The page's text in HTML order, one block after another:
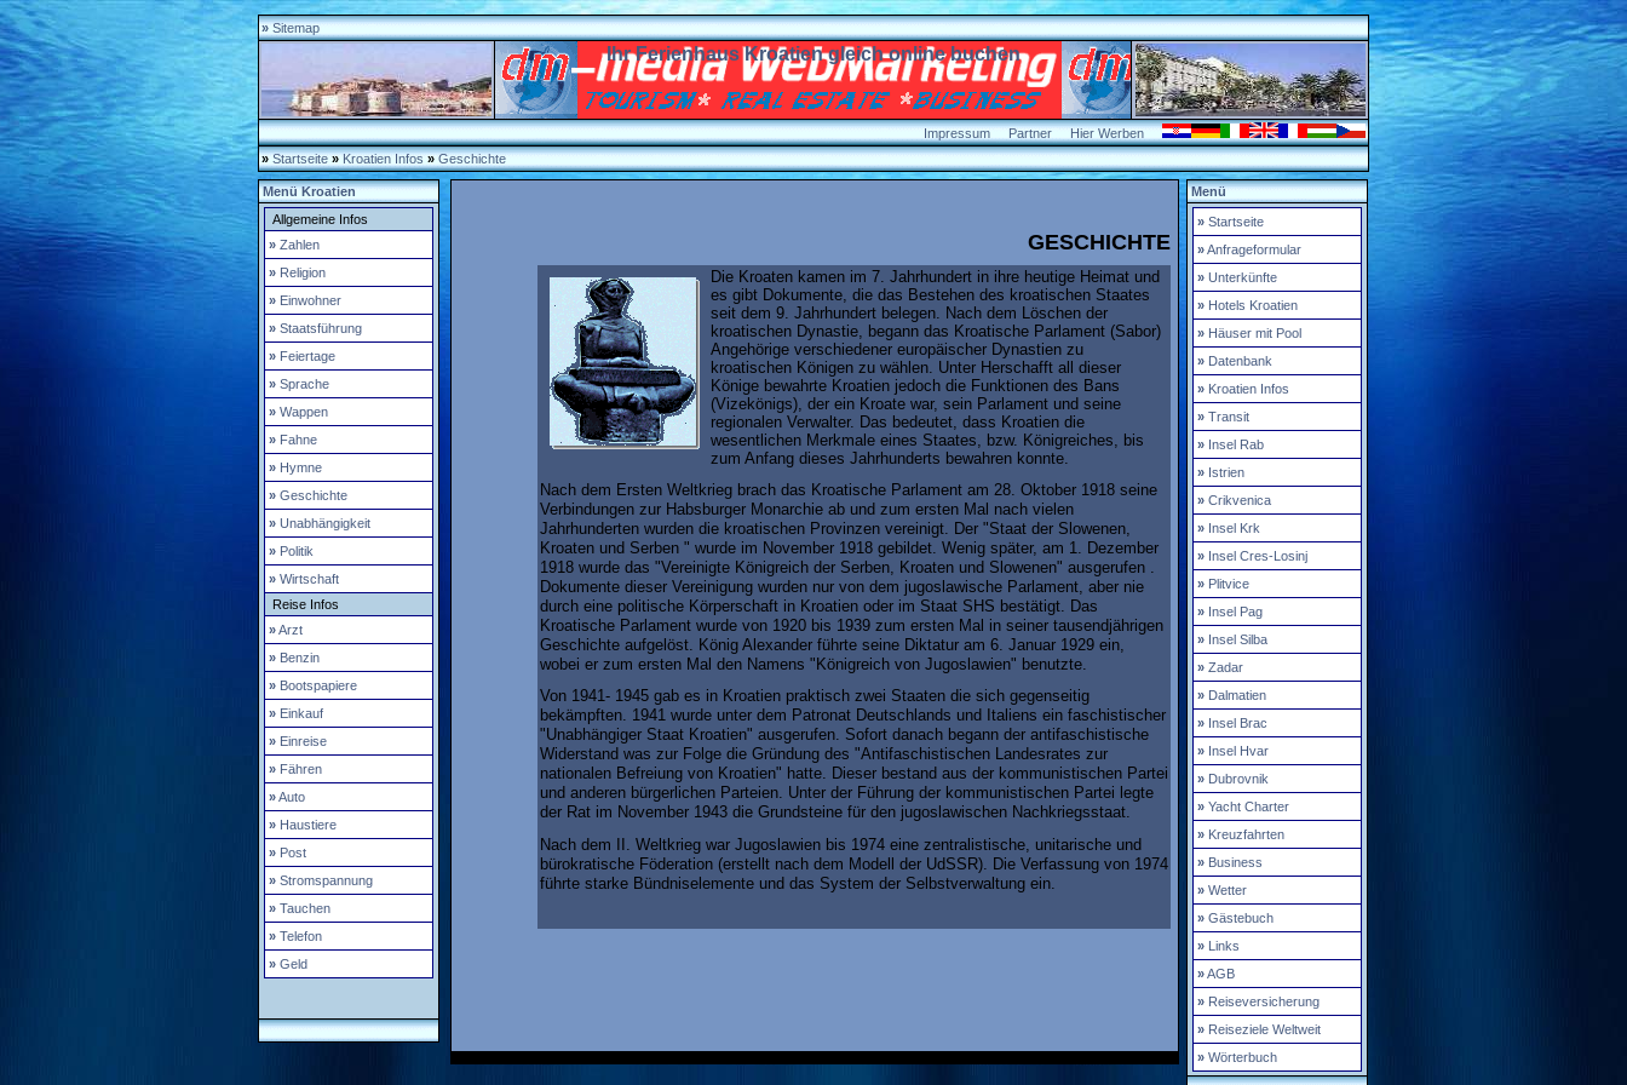
» Sitemap
Ihr Ferienhaus Kroatien gleich online buchen
Impressum Partner
Hier Werben
» Startseite» Kroatien Infos » Geschichte
MenüKroatien
Allgemeine Infos
» Zahlen
» Religion
» Einwohner
» Staatsführung
» Feiertage
» Sprache
» Wappen
» Fahne
» Hymne
» Geschichte
» Unabhängigkeit
» Politik
» Wirtschaft
Reise Infos
»Arzt
» Benzin
» Bootspapiere
» Einkauf
» Einreise
» Fähren
»Auto
» Haustiere
» Post
» Stromspannung
» Tauchen
» Telefon
» Geld
GESCHICHTE
Die Kroaten kamen im 7. Jahrhundert in ihre heutige Heimat und
es gibt Dokumente, die das Bestehen des kroatischen Staates
seit dem 9. Jahrhundert belegen. Nach dem Löschen der
kroatischen Dynastie, begann das Kroatische Parlament (Sabor)
Angehörige verschiedener europäischer Dynastien zu
kroatischen Königen zu wählen. Unter Herschafft all dieser
Könige bewahrte Kroatien jedoch die Funktionen des Bans
(Vizekönigs), der ein Kroate war, sein Parlament und seine
regionalen Verwalter. Das bedeutet, dass Kroatien die
wesentlichen Merkmale eines Staates, bzw. Königreiches, bis
zum Anfang dieses Jahrhunderts bewahren konnte.
Nach dem Ersten Weltkrieg brach das Kroatische Parlament am 28. Oktober 1918 seine
Verbindungen zur Habsburger Monarchie ab und zum ersten Mal nach vielen
Jahrhunderten wurden die kroatischen Provinzen vereinigt. Der "Staat der Slowenen,
Kroaten und Serben " wurde im November 1918 gebildet. Wenig später, am 1. Dezember
1918 wurde das "Vereinigte Königreich der Serben, Kroaten und Slowenen" ausgerufen .
Dokumente dieser Vereinigung wurden nur von dem jugoslawische Parlament, aber nie
durch eine politische Körperschaft in Kroatien oder im Staat SHS bestätigt. Das
Kroatische Parlament wurde von 1920 bis 1939 zum ersten Mal in seiner tausendjährigen
Geschichte aufgelöst. König Alexander führte seine Diktatur am 6. Januar 1929 ein,
wobei er zum ersten Mal den Namens "Königreich von Jugoslawien" benutzte.
Von 1941- 1945 gab es in Kroatien praktisch zwei Staaten die sich gegenseitig
bekämpften. 1941 wurde unter dem Patronat Deutschlands und Italiens ein faschistischer
"Unabhängiger Staat Kroatien" ausgerufen. Sofort danach begann der antifaschistische
Widerstand was zur Folge die Gründung des "Antifaschistischen Landesrates zur
nationalen Befreiung von Kroatien" hatte. Dieser bestand aus der kommunistischen Partei
und anderen bürgerlichen Parteien. Unter der Führung der kommunistischen Partei legte
der Rat im November 1943 die Grundsteine für den jugoslawischen Nachkriegsstaat.
Nach dem II. Weltkrieg war Jugoslawien bis 1974 eine zentralistische, unitarische und
bürokratische Föderation (erstellt nach dem Modell der UdSSR). Die Verfassung von 1974
führte starke Bündniselemente und das System der Selbstverwaltung ein.
Menü
» Startseite
»Anfrageformular
» Unterkünfte
» Hotels Kroatien
» Häuser mit Pool
» Datenbank
» Kroatien Infos
» Transit
» Insel Rab
» Istrien
» Crikvenica
» Insel Krk
» Insel Cres-Losinj
» Plitvice
» Insel Pag
» Insel Silba
» Zadar
» Dalmatien
» Insel Brac
» Insel Hvar
» Dubrovnik
» Yacht Charter
» Kreuzfahrten
» Business
» Wetter
» Gästebuch
» Links
»AGB
» Reiseversicherung
» Reiseziele Weltweit
» Wörterbuch